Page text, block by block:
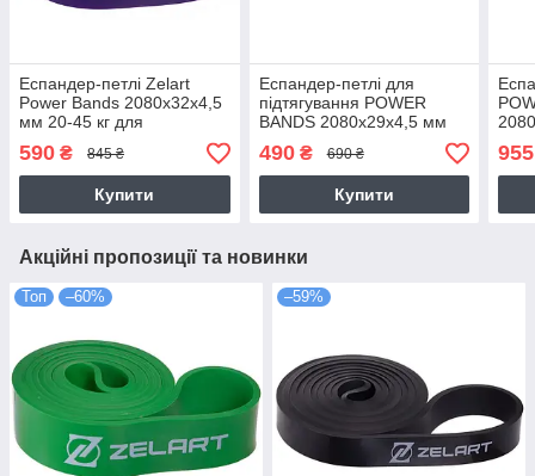
Еспандер-петлі Zelart
Power Bands 2080x32x4,5
мм 20-45 кг для
тренувань (FI-2606-3)
590 ₴ 845 ₴
Купити
Еспандер-петлі для
підтягування POWER
BANDS 2080x29x4,5 мм
навантаження 16-39 кг
(FI-0889-3)
490₴ 690 ₴
Купити
для
955
Акційні пропозиції та новинки
Топ –60% –59%